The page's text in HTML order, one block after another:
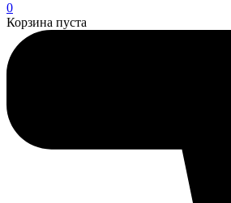
0
Корзина пуста